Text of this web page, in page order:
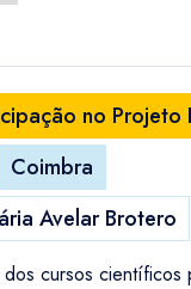
no Projeto
Coimbra
Avelar Brotero
dos cursos científicos